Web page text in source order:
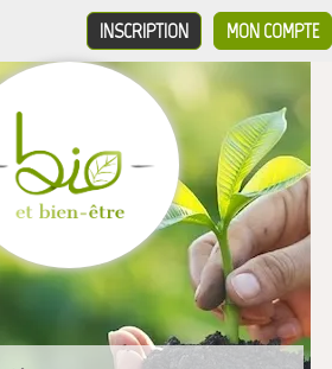
MON COMPTE
INSCRIPTION